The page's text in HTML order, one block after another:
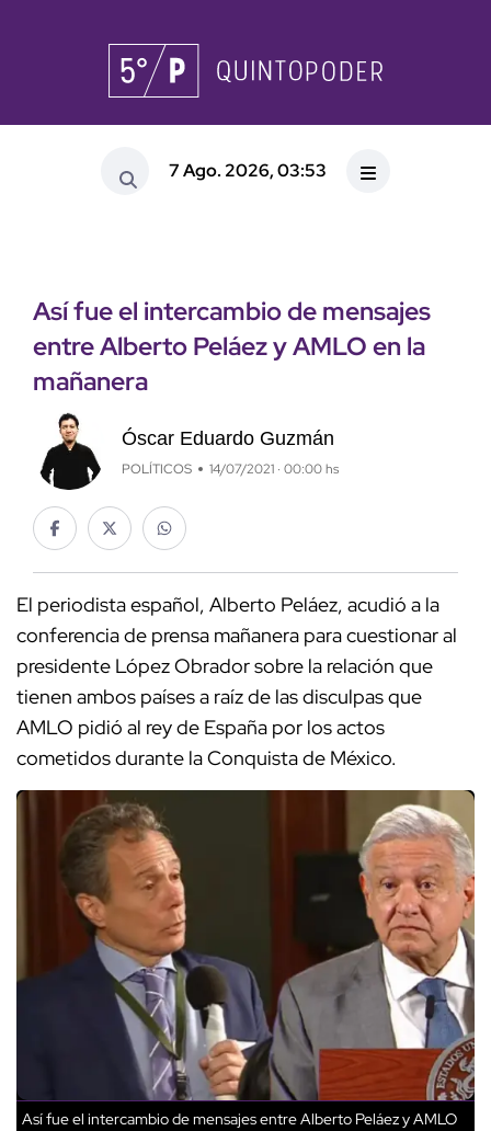
7 Ago. 2026, 03:53
Así fue el intercambio de mensajes
entre Alberto Peláez y AMLO en la
mañanera
Óscar Eduardo Guzmán
POLÍTICOS 14/07/2021 · 00:00 hs
El periodista español, Alberto Peláez, acudió a la
conferencia de prensa mañanera para cuestionar al
presidente López Obrador sobre la relación que
tienen ambos países a raíz de las disculpas que
AMLO pidió al rey de España por los actos
cometidos durante la Conquista de México.
Así fue el intercambio de mensajes entre Alberto Peláez y AMLO